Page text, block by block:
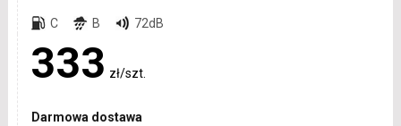
C B 72dB
333 zł/szt.
Darmowa dostawa